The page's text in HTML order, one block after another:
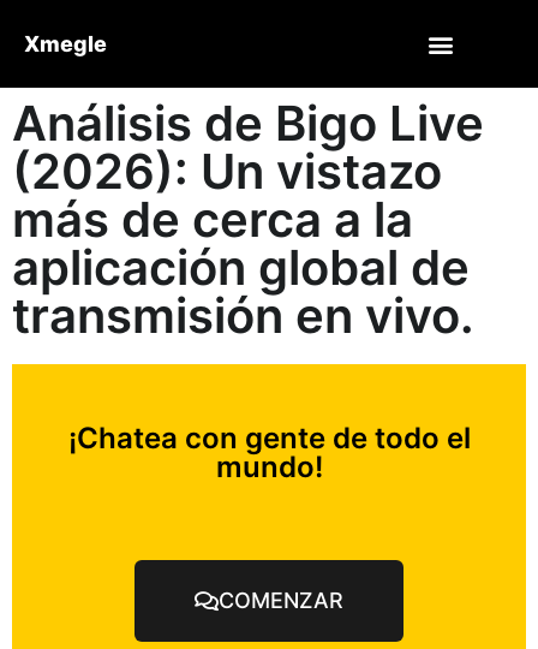
Xmegle
Análisis de Bigo Live
(2026): Un vistazo
más de cerca a la
aplicación global de
transmisión en vivo.
¡Chatea con gente de todo el
mundo!
COMENZAR